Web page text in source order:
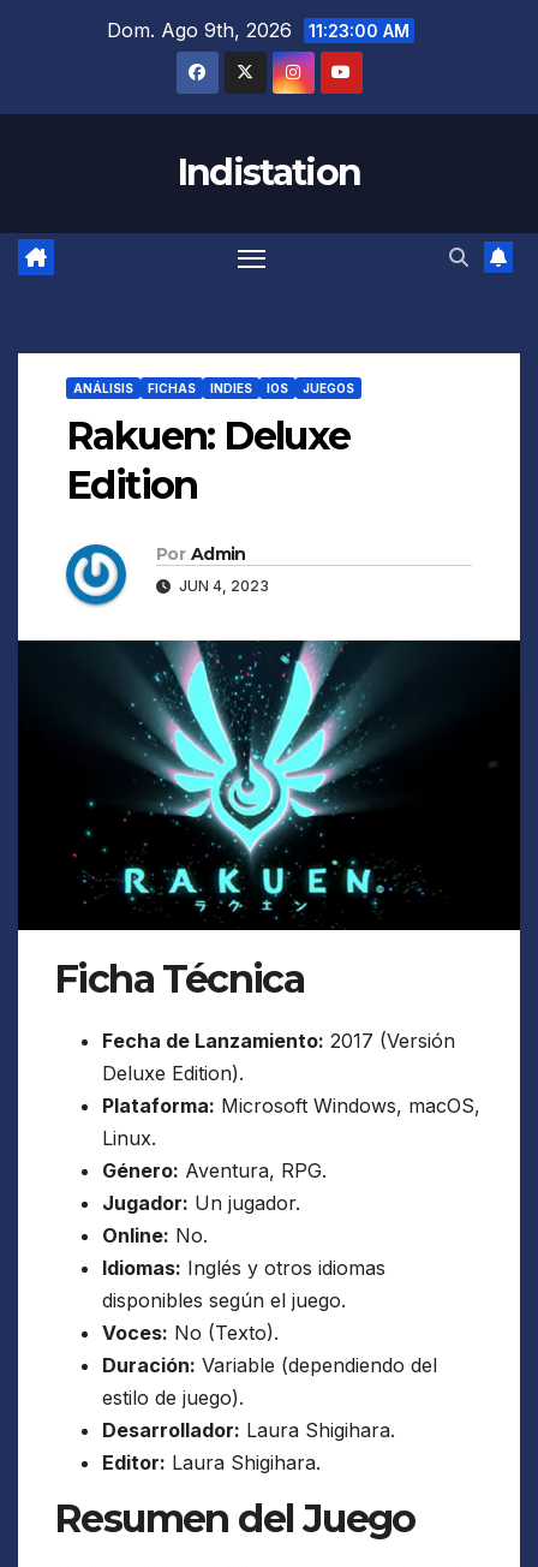
Dom. Ago 9th, 2026 11:23:01 AM
Indistation
ANÁLISIS FICHAS INDIES IOS JUEGOS
Rakuen: Deluxe
Edition
Por Admin
JUN 4, 2023
Ficha Técnica
Fecha de Lanzamiento: 2017 (Versión
Deluxe Edition).
Plataforma: Microsoft Windows, macOS,
Linux.
Género: Aventura, RPG.
Jugador: Un jugador.
Online: No.
Idiomas: Inglés y otros idiomas
disponibles según el juego.
Voces: No (Texto).
Duración: Variable (dependiendo del
estilo de juego).
Desarrollador: Laura Shigihara.
Editor: Laura Shigihara.
Resumen del Juego